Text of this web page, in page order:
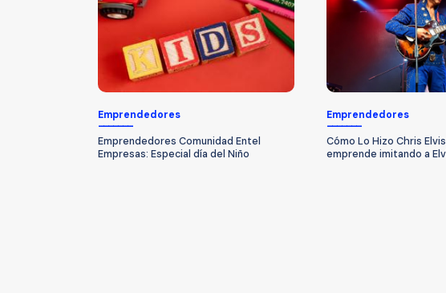
Emprendedores
Emprendedores Comunidad Entel
Empresas: Especial día del Niño
Emprendedores
Cómo Lo Hizo Chris
emprende imitando a